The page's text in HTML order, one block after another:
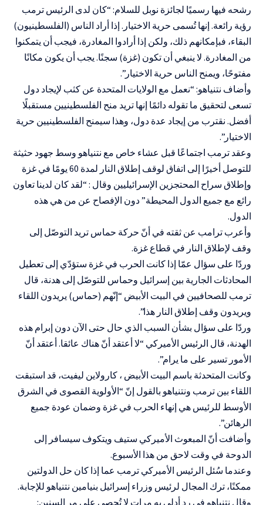
رشحه فيها رسميًا لجائزة نوبل للسلام: “كان لدى الرئيس ترمب
رؤية رائعة. إنها تُسمى حرية الاختيار. إذا أراد الناس (الفلسطينيون)
البقاء، فبإمكانهم ذلك، ولكن إذا أرادوا المغادرة، فيجب أن يتمكنوا
من المغادرة. لا ينبغي أن تكون (غزة) سجنًا. يجب أن يكون مكانًا
مفتوحًا، ويمنح الناس حرية الاختيار”.
وأضاف نتنياهو: “نعمل مع الولايات المتحدة عن كثب لإيجاد دول
تسعى لتحقيق ما تقوله دائمًا إنها تريد منح الفلسطينيين مستقبلًا
أفضل. نقترب من إيجاد عدة دول، وهذا سيمنح الفلسطينيين حرية
الاختيار”.
وعقد ترمب اجتماعًا قبل عشاء خاص مع نتنياهو وسط جهود حثيثة
للتوصل أخيرًا إلى اتفاق لوقف إطلاق النار لمدة 60 يومًا في غزة
وإطلاق سراح المحتجزين الإسرائيليين وقال : “لقد كان لدينا تعاون
رائع مع جميع الدول المحيطة” دون الإفصاح عن من هي هذه
الدول.
وأعرب ترامب عن ثقته في أنّ حركة حماس تريد التوصّل إلى
وقف لإطلاق النار في قطاع غزة.
وردّا على سؤال عمّا إذا كانت الحرب في غزة ستؤدّي إلى تعطيل
المحادثات الجارية بين إسرائيل وحماس للتوصّل إلى هدنة، قال
ترمب للصحافيين في البيت الأبيض “إنّهم (حماس) يريدون اللقاء
ويريدون وقف إطلاق النار هذا”.
وردّا على سؤال بشأن السبب الذي حال حتى الآن دون إبرام هذه
الهدنة، قال الرئيس الأميركي “لا أعتقد أنّ هناك عائقا. أعتقد أنّ
الأمور تسير على ما يرام”.
وكانت المتحدثة باسم البيت الأبيض ، كارولاين ليفيت، قد استبقت
اللقاء بين ترمب ونتنياهو بالقول إنّ “الأولوية القصوى في الشرق
الأوسط للرئيس هي إنهاء الحرب في غزة وضمان عودة جميع
الرهائن”.
وأضافت أنّ المبعوث الأميركي ستيف ويتكوف سيسافر إلى
الدوحة في وقت لاحق من هذا الأسبوع.
وعندما سُئل الرئيس الأميركي ترمب عما إذا كان حل الدولتين
ممكنًا، ترك المجال لرئيس وزراء إسرائيل بنيامين نتنياهو للإجابة.
وقال نتنياهو في ردٍ أدلى به مراتٍ لا تُحصى على مر السنين: